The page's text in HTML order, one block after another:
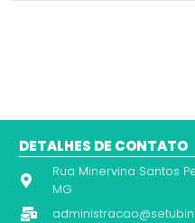
DETALHES DE CONTATO
Rua Minervina Santos
MG